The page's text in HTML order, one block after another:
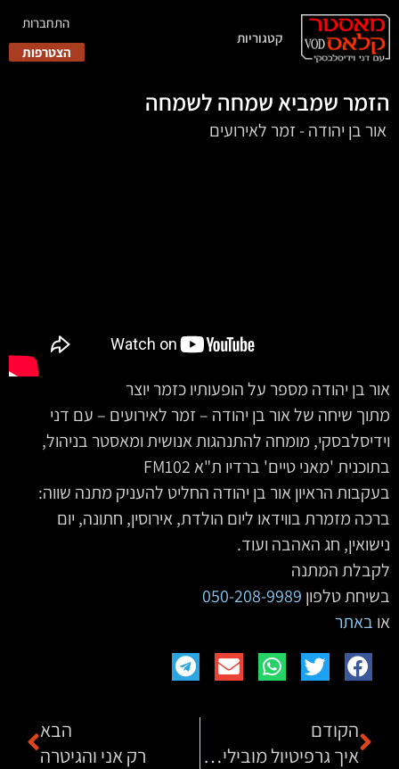
קטגוריות
התחברות
הצטרפות
הזמר שמביא שמחה לשמחה
‏‏‏‏‏‏‏‏‏‏‏ אור בן יהודה - זמר לאירועים
אור בן יהודה מספר על הופעותיו כזמר יוצר
מתוך שיחה של אור בן יהודה – זמר לאירועים – עם דני
וידיסלבסקי, מומחה להתנהגות אנושית ומאסטר בניהול,
בתוכנית 'מאני טיים' ברדיו ת"א FM102
בעקבות הראיון אור בן יהודה החליט להעניק מתנה שווה:
ברכה מזמרת בווידאו ליום הולדת, אירוסין, חתונה, יום
נישואין, חג האהבה ועוד.
לקבלת המתנה
בשיחת טלפון 050-208-9989
או באתר
הקודם
איך גרפיטיול מובילים בתחום סיורי הגרפיטי?
הבא
רק אני והגיטרה